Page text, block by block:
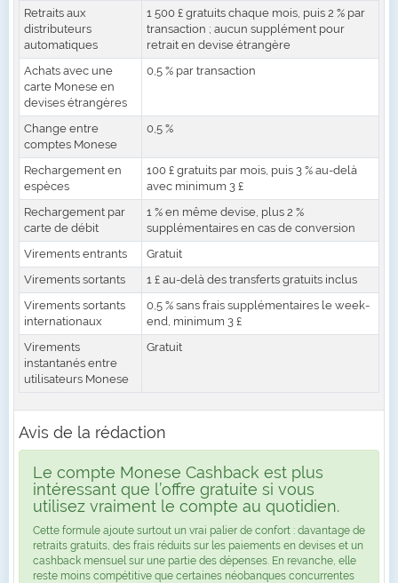
Retraits aux
distributeurs
automatiques
1 500 £ gratuits chaque mois, puis 2 % par
transaction ; aucun supplément pour
retrait en devise étrangère
Achats avec une
carte Monese en
devises étrangères
0,5 % par transaction
Change entre
comptes Monese
0,5 %
Rechargement en
espèces
100 £ gratuits par mois, puis 3 % au-delà
avec minimum 3 £
Rechargement par
carte de débit
1 % en même devise, plus 2 %
supplémentaires en cas de conversion
Virements entrants
Gratuit
Virements sortants
1 £ au-delà des transferts gratuits inclus
Virements sortants
internationaux
0,5 % sans frais supplémentaires le week-
end, minimum 3 £
Virements
instantanés entre
utilisateurs Monese
Gratuit
Avis de la rédaction
Le compte Monese Cashback est plus
intéressant que l’offre gratuite si vous
utilisez vraiment le compte au quotidien.
Cette formule ajoute surtout un vrai palier de confort : davantage de
retraits gratuits, des frais réduits sur les paiements en devises et un
cashback mensuel sur une partie des dépenses. En revanche, elle
reste moins compétitive que certaines néobanques concurrentes